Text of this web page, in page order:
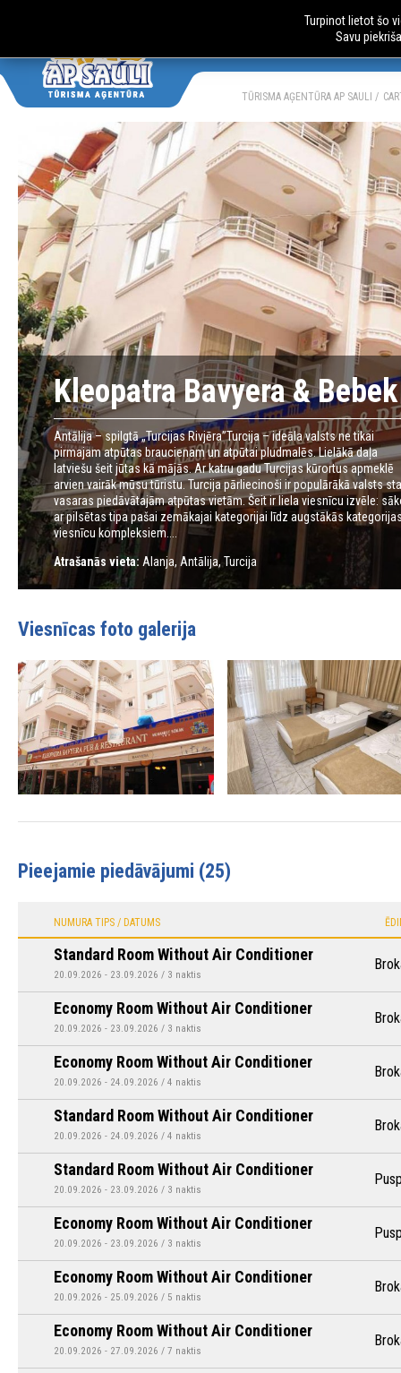
AUTOBUSU
TŪRISMA AĢENTŪRA AP SAULI
Kleopatra Bavyera & Bebek
Antālija – spilgtā „Turcijas Rivjēra”Turcija – ideāla valsts ne tikai
pirmajam atpūtas braucienam un atpūtai pludmalēs. Lielākā daļa
latviešu šeit jūtas kā mājās. Ar katru gadu Turcijas kūrortus apmeklē
arvien vairāk mūsu tūristu. Turcija pārliecinoši ir populārākā valsts
vasaras piedāvātajām atpūtas vietām. Šeit ir liela viesnīcu izvēle:
ar pilsētas tipa pašai zemākajai kategorijai līdz augstākās
viesnīcu kompleksiem....
Atrašanās vieta: Alanja, Antālija, Turcija
Viesnīcas foto galerija
Pieejamie piedāvājumi (25)
NUMURA TIPS / DATUMS
Standard Room Without Air Conditioner
20.09.2026 - 23.09.2026 / 3 naktis
Economy Room Without Air Conditioner
20.09.2026 - 23.09.2026 / 3 naktis
Economy Room Without Air Conditioner
20.09.2026 - 24.09.2026 / 4 naktis
Standard Room Without Air Conditioner
20.09.2026 - 24.09.2026 / 4 naktis
Standard Room Without Air Conditioner
20.09.2026 - 23.09.2026 / 3 naktis
Economy Room Without Air Conditioner
20.09.2026 - 23.09.2026 / 3 naktis
Economy Room Without Air Conditioner
20.09.2026 - 25.09.2026 / 5 naktis
Economy Room Without Air Conditioner
20.09.2026 - 27.09.2026 / 7 naktis
Turpinot lietot šo
Savu